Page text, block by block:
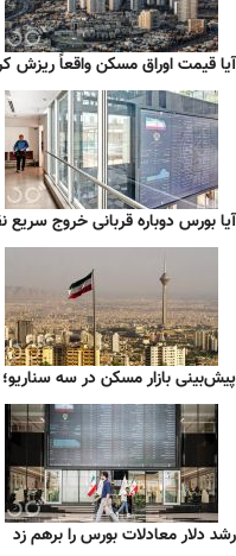
آیا قیمت اوراق مسکن واقعاً ریزش
آیا بورس دوباره قربانی خروج
پیش‌بینی بازار مسکن در سه
رشد دلار معادلات بورس را برهم زد